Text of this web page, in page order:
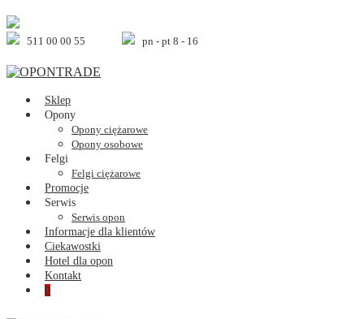
Skip
to
content511 00 00 55 pn - pt 8 - 16
Sklep
Opony
Opony ciężarowe
Opony osobowe
Felgi
Felgi ciężarowe
Promocje
Serwis
Serwis opon
Informacje dla klientów
Ciekawostki
Hotel dla opon
Kontakt
Shopping
0Items